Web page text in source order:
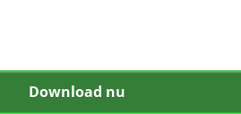
Download nu